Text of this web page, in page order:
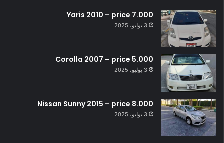
Yaris 2010 – price 7.000
3 يوليو، 2025
Corolla 2007 – price 5.000
3 يوليو، 2025
Nissan Sunny 2015 – price 8.000
3 يوليو، 2025